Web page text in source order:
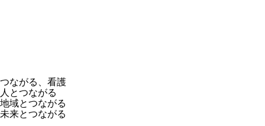
つながる、看護
人とつながる
地域とつながる
未来とつながる